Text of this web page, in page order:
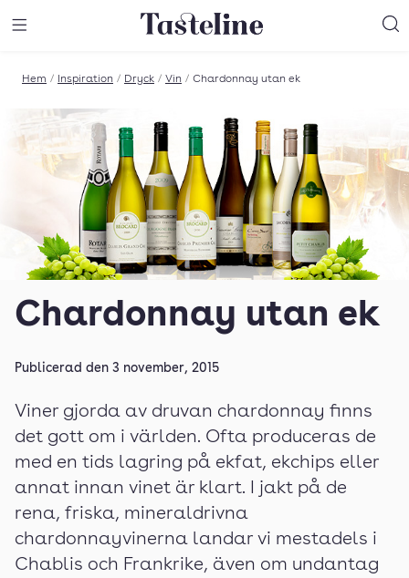
Till Tastelines startsida
Hem / Inspiration / Dryck / Vin / Chardonnay utan ek
Chardonnay utan ek
Publicerad den 3 november, 2015
Viner gjorda av druvan chardonnay finns
det gott om i världen. Ofta produceras de
med en tids lagring på ekfat, ekchips eller
annat innan vinet är klart. I jakt på de
rena, friska, mineraldrivna
chardonnayvinerna landar vi mestadels i
Chablis och Frankrike, även om undantag